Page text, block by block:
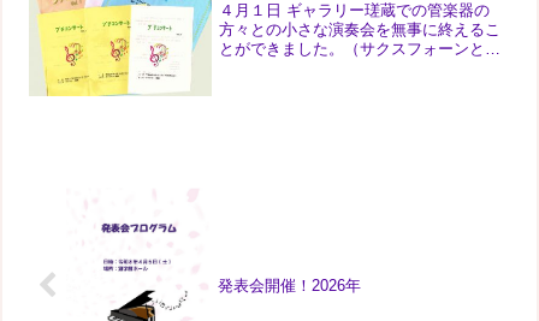
４月１日 ギャラリー瑳蔵での管楽器の
方々との小さな演奏会を無事に終えるこ
とができました。（サクスフォーンとフ
発表会開催！2026年